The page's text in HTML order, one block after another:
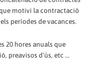
motivi la contractació
períodes de vacances.
20 hores anuals que
preavisos d'ús, etc ...